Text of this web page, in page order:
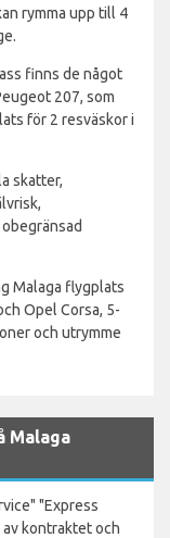
rymma upp till 4
finns de något
207, som
för 2 resväskor i
skatter,
Malaga flygplats
Opel Corsa, 5-
och utrymme
Malaga
"Express
kontraktet och